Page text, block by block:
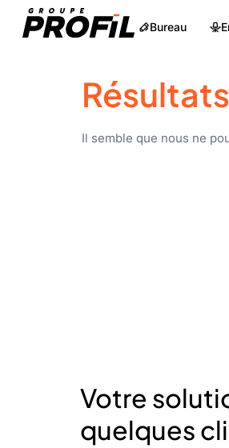
Bureau
Il semble que nous ne
Votre
quelques